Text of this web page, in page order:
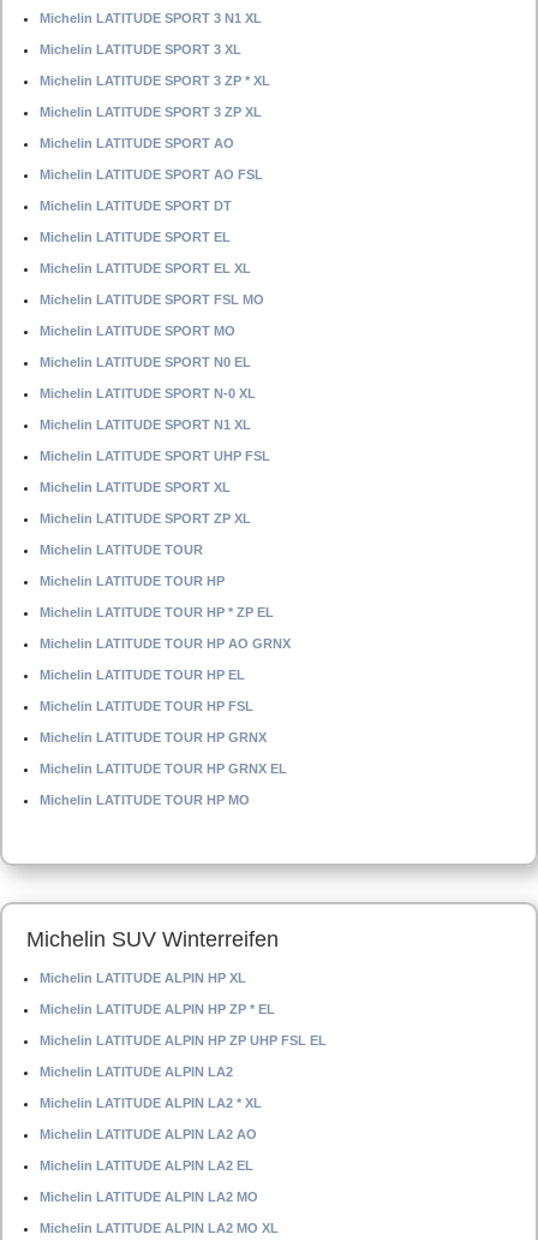
Michelin LATITUDE SPORT 3 N1 XL
Michelin LATITUDE SPORT 3 XL
Michelin LATITUDE SPORT 3 ZP * XL
Michelin LATITUDE SPORT 3 ZP XL
Michelin LATITUDE SPORT AO
Michelin LATITUDE SPORT AO FSL
Michelin LATITUDE SPORT DT
Michelin LATITUDE SPORT EL
Michelin LATITUDE SPORT EL XL
Michelin LATITUDE SPORT FSL MO
Michelin LATITUDE SPORT MO
Michelin LATITUDE SPORT N0 EL
Michelin LATITUDE SPORT N-0 XL
Michelin LATITUDE SPORT N1 XL
Michelin LATITUDE SPORT UHP FSL
Michelin LATITUDE SPORT XL
Michelin LATITUDE SPORT ZP XL
Michelin LATITUDE TOUR
Michelin LATITUDE TOUR HP
Michelin LATITUDE TOUR HP * ZP EL
Michelin LATITUDE TOUR HP AO GRNX
Michelin LATITUDE TOUR HP EL
Michelin LATITUDE TOUR HP FSL
Michelin LATITUDE TOUR HP GRNX
Michelin LATITUDE TOUR HP GRNX EL
Michelin LATITUDE TOUR HP MO
Michelin SUV Winterreifen
Michelin LATITUDE ALPIN HP XL
Michelin LATITUDE ALPIN HP ZP * EL
Michelin LATITUDE ALPIN HP ZP UHP FSL EL
Michelin LATITUDE ALPIN LA2
Michelin LATITUDE ALPIN LA2 * XL
Michelin LATITUDE ALPIN LA2 AO
Michelin LATITUDE ALPIN LA2 EL
Michelin LATITUDE ALPIN LA2 MO
Michelin LATITUDE ALPIN LA2 MO XL